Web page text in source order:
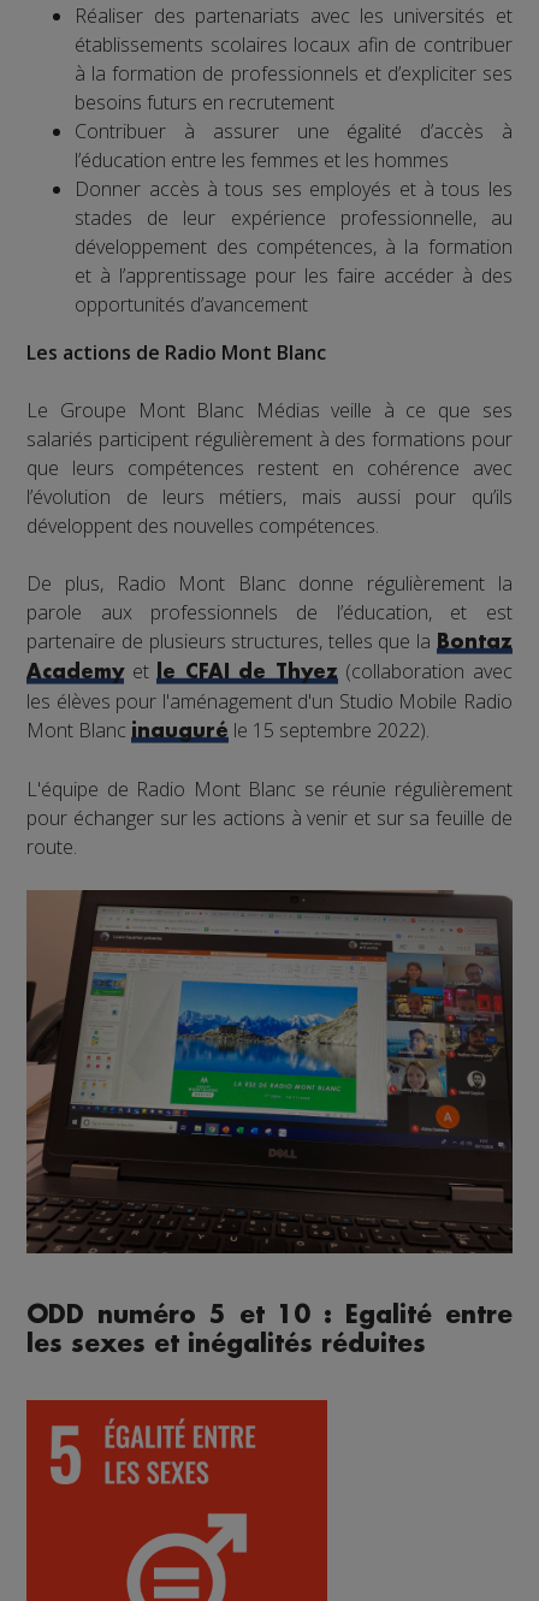
Réaliser des partenariats avec les universités et
établissements scolaires locaux afin de contribuer
à la formation de professionnels et d’expliciter ses
besoins futurs en recrutement
Contribuer à assurer une égalité d’accès à
l’éducation entre les femmes et les hommes
Donner accès à tous ses employés et à tous les
stades de leur expérience professionnelle, au
développement des compétences, à la formation
et à l’apprentissage pour les faire accéder à des
opportunités d’avancement
Les actions de Radio Mont Blanc
Le Groupe Mont Blanc Médias veille à ce que ses
salariés participent régulièrement à des formations pour
que leurs compétences restent en cohérence avec
l’évolution de leurs métiers, mais aussi pour qu’ils
développent des nouvelles compétences.
De plus, Radio Mont Blanc donne régulièrement la
parole aux professionnels de l’éducation, et est
partenaire de plusieurs structures, telles que la
Bontaz
Academyet le CFAI de Thyez(collaboration avec
les élèves pour l'aménagement d'un Studio Mobile Radio
Mont Blancinauguré le 15 septembre 2022).
L'équipe de Radio Mont Blanc se réunie régulièrement
pour échanger sur les actions à venir et sur sa feuille de
route.
ODD numéro 5 et 10 : Egalité entre
les sexes et inégalités réduites